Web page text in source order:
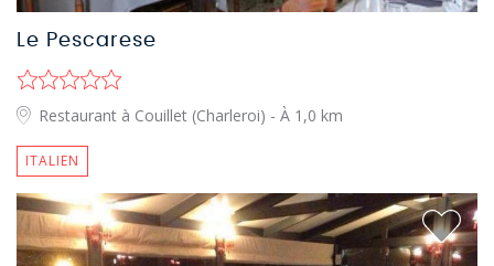
Le Pescarese
Restaurant à Couillet (Charleroi) - À 1,0 km
ITALIEN